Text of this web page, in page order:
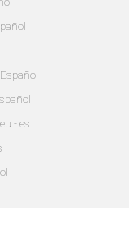
- es